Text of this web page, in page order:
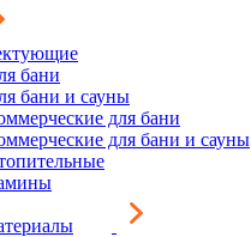
бани
бани и сауны
для бани
для бани и сауны